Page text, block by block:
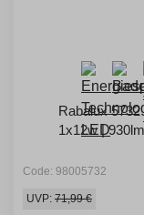
Rabalux
1x12w |
Code: 98005732
UVP: 71,99 €